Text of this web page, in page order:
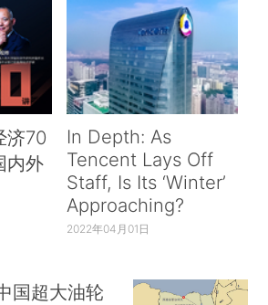
济70
内外
In Depth: As
Tencent Lays Off
Staff, Is Its ‘Winter’
Approaching?
2022年04月01日
国超大油轮